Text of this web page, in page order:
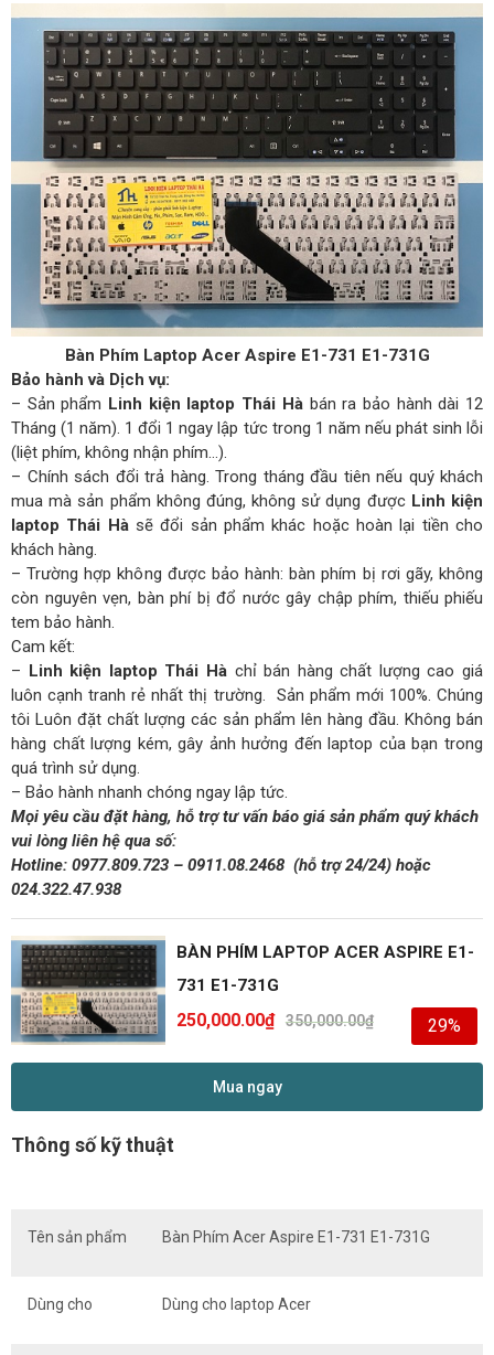
Bàn Phím Laptop Acer Aspire E1-731 E1-731G
Bảo hành và Dịch vụ:
– Sản phẩm Linh kiện laptop Thái Hàbán ra bảo hành dài 12
Tháng (1 năm). 1 đổi 1 ngay lập tức trong 1 năm nếu phát sinh lỗi
(liệt phím, không nhận phím…).
– Chính sách đổi trả hàng. Trong tháng đầu tiên nếu quý khách
mua mà sản phẩm không đúng, không sử dụng được Linh kiện
laptop Thái Hàsẽ đổi sản phẩm khác hoặc hoàn lại tiền cho
khách hàng.
– Trường hợp không được bảo hành: bàn phím bị rơi gãy, không
còn nguyên vẹn, bàn phí bị đổ nước gây chập phím, thiếu phiếu
tem bảo hành.
Cam kết:
–
Linh kiện laptop Thái Hàchỉ bán hàng chất lượng cao giá
luôn cạnh tranh rẻ nhất thị trường. Sản phẩm mới 100%. Chúng
tôi Luôn đặt chất lượng các sản phẩm lên hàng đầu. Không bán
hàng chất lượng kém, gây ảnh hưởng đến laptop của bạn trong
quá trình sử dụng.
– Bảo hành nhanh chóng ngay lập tức.
Mọi yêu cầu đặt hàng, hỗ trợ tư vấn báo giá sản phẩm quý khách
vui lòng liên hệ qua số:
Hotline: 0977.809.723 – 0911.08.2468 (hỗ trợ 24/24) hoặc
024.322.47.938
BÀN PHÍM LAPTOP ACER ASPIRE E1-
731 E1-731G
350,000.00₫
250,000.00₫ 29%
Mua ngay
Thông số kỹ thuật
Tên sản phẩm Bàn Phím Acer Aspire E1-731 E1-731G
Dùng cho Dùng cho laptop Acer